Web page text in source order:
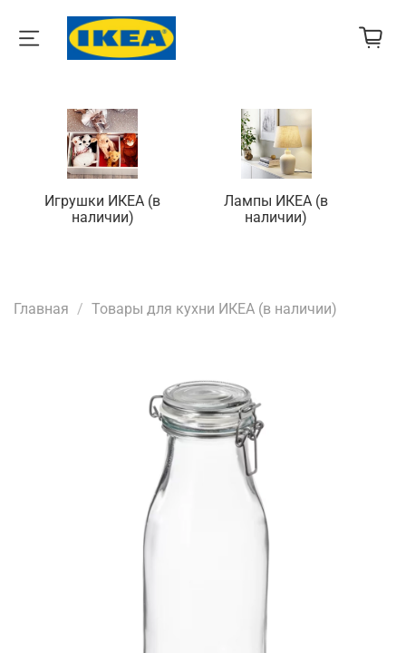
Игрушки ИКЕА (в
наличии)
Лампы ИКЕА (в
наличии)
Главная Товары для кухни ИКЕА (в наличии)